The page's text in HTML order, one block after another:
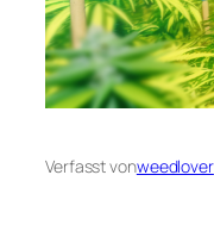
Verfasst vonweedlover